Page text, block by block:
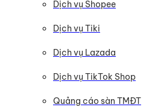
Dịch vụ Shopee
Dịch vụ Tiki
Dịch vụ Lazada
Dịch vụ TikTok Shop
Quảng cáo sàn TMĐT